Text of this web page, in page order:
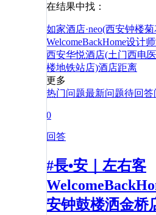
在结果中找：
如家酒店·neo(西安钟楼
WelcomeBackHome设计
西安华悦酒店(土门西电
楼地铁站店)酒店距离
更多
热门问题最新问题待回答
0
回答
#長•安｜左右客
安钟鼓楼洒金桥